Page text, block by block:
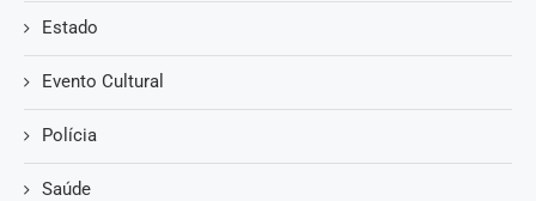
Estado
Evento Cultural
Polícia
Saúde